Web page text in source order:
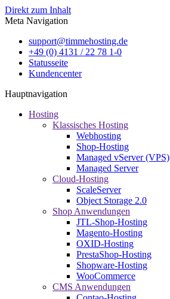
Direkt zum Inhalt
Meta Navigation
support@timmehosting.de
+49 (0) 4131 / 22 78 1-0
Statusseite
Kundencenter
Hauptnavigation
Hosting
Klassisches Hosting
Webhosting
Shop-Hosting
Managed vServer (VPS)
Managed Server
Cloud-Hosting
ScaleServer
Object Storage 2.0
Shop Anwendungen
JTL-Shop-Hosting
Magento-Hosting
OXID-Hosting
PrestaShop-Hosting
Shopware-Hosting
WooCommerce
CMS Anwendungen